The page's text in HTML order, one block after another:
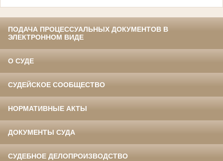
ПОДАЧА ПРОЦЕССУАЛЬНЫХ ДОКУМЕНТОВ В
ЭЛЕКТРОННОМ ВИДЕ
О СУДЕ
СУДЕЙСКОЕ СООБЩЕСТВО
НОРМАТИВНЫЕ АКТЫ
ДОКУМЕНТЫ СУДА
СУДЕБНОЕ ДЕЛОПРОИЗВОДСТВО